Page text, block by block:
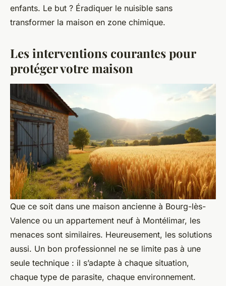
enfants. Le but ? Éradiquer le nuisible sans
transformer la maison en zone chimique.
Les interventions courantes pour
protéger votre maison
Que ce soit dans une maison ancienne à Bourg-lès-
Valence ou un appartement neuf à Montélimar, les
menaces sont similaires. Heureusement, les solutions
aussi. Un bon professionnel ne se limite pas à une
seule technique : il s’adapte à chaque situation,
chaque type de parasite, chaque environnement.